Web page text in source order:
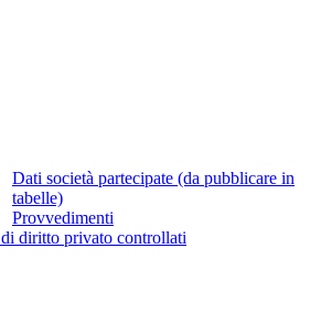
Dati società partecipate (da pubblicare in
tabelle)
Provvedimenti
diritto privato controllati